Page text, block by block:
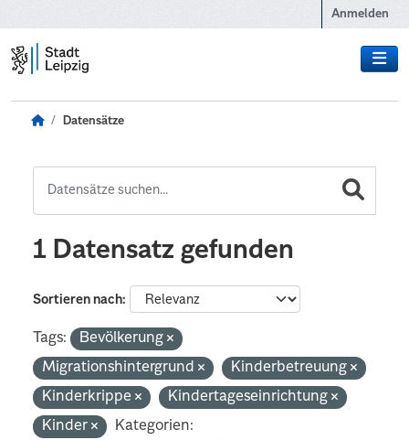
Anmelden
Datensätze
1 Datensatz gefunden
Sortieren nach
Tags:
Bevölkerung
Migrationshintergrund
Kinderbetreuung
Kinderkrippe
Kindertageseinrichtung
Kinder
Kategorien: